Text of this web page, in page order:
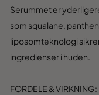
Serummet er
som squalane,
liposomteknologi
ingredienser i huden.
FORDELE & VIRKNING: